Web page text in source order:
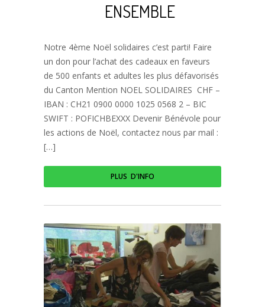
ENSEMBLE
Notre 4ème Noël solidaires c’est parti! Faire
un don pour l’achat des cadeaux en faveurs
de 500 enfants et adultes les plus défavorisés
du Canton Mention NOEL SOLIDAIRES CHF –
IBAN : CH21 0900 0000 1025 0568 2 – BIC
SWIFT : POFICHBEXXX Devenir Bénévole pour
les actions de Noël, contactez nous par mail :
[…]
PLUS D'INFO